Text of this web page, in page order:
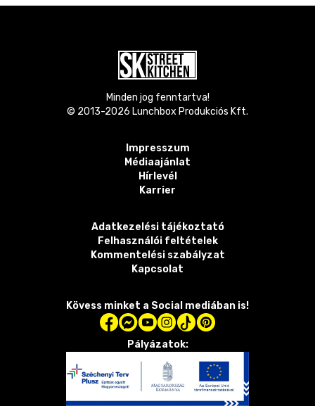
Minden jog fenntartva!
© 2013-2026 Lunchbox Produkciós Kft.
Impresszum
Médiaajánlat
Hírlevél
Karrier
Adatkezelési tájékoztató
Felhasználói feltételek
Kommentelési szabályzat
Kapcsolat
Kövess minket a Social mediában is!
Pályázatok: